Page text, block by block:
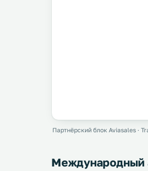
Партнёрский блок Aviasales ·
Международный